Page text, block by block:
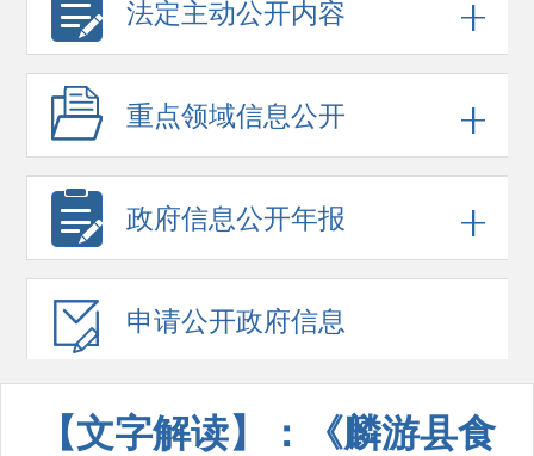
法定主动公开内容
重点领域信息公开
政府信息公开年报
申请公开政府信息
【文字解读】：《麟游县食